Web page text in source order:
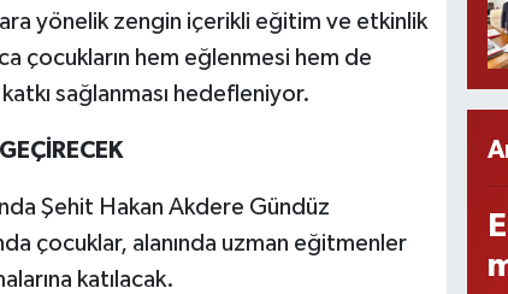
yönelik zengin içerikli eğitim ve etkinlik
çocukların hem eğlenmesi hem de
sağlanması hedefleniyor.
Şehit Hakan Akdere Gündüz
çocuklar, alanında uzman eğitmenler
katılacak.